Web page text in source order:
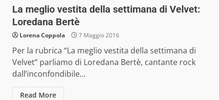
La meglio vestita della settimana di Velvet:
Loredana Bertè
Lorena Coppola 7 Maggio 2016
Per la rubrica “La meglio vestita della settimana di
Velvet” parliamo di Loredana Bertè, cantante rock
dall’inconfondibile...
Read More